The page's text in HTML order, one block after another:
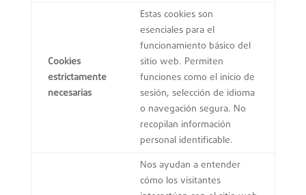
Cookies
estrictamente
necesarias
Estas cookies son
esenciales para el
funcionamiento básico del
sitio web. Permiten
funciones como el inicio de
sesión, selección de idioma
o navegación segura. No
recopilan información
personal identificable.
Nos ayudan a entender
cómo los visitantes